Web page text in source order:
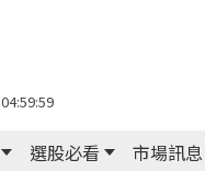
04:59:59
選股必看 市場訊息